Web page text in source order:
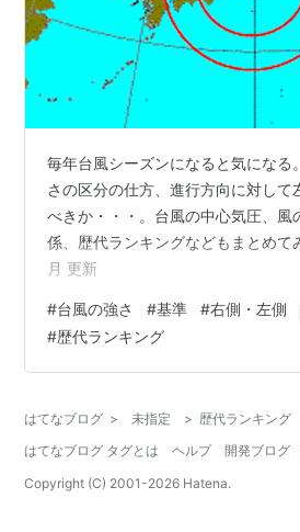
毎年台風シーズンになると気になる
さの区分の仕方、進行方向に対して
べきか・・・。台風の中心気圧、風
係、歴代ランキングなどもまとめ
月 更新
#台風の強さ #基準 #右側・左側
#歴代ランキング
はてなブログ > 未指定 > 歴代ランキング
はてなブログ タグとは
ヘルプ 開発ブログ
Copyright (C) 2001-2026 Hatena.